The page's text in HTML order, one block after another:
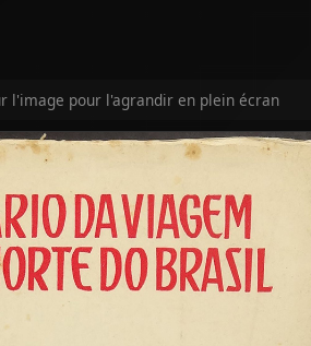
l'image pour l'agrandir en plein écran